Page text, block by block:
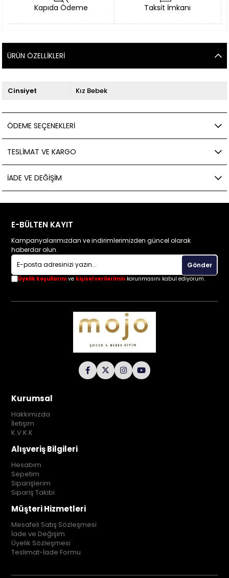
Kapıda Ödeme Taksit İmkanı
ÜRÜN ÖZELLIKLERI
Cinsiyet Kız Bebek
ÖDEME SEÇENEKLERI
TESLIMAT VE KARGO
İADE VE DEĞIŞIM
E-BÜLTEN KAYIT
Kampanyalarımızdan ve indirimlerimizden güncel olarak
haberdar olun.
Gönder
Üyelik koşullarını ve kişisel verilerimin korunmasını kabul ediyorum.
Kurumsal
Hakkımızda
İletişim
K.V.K.K
Alışveriş Bilgileri
Hesabım
Sepetim
Siparişlerim
Sipariş Takibi
Müşteri Hizmetleri
Mesafeli Satış Sözleşmesi
İade ve Değişim
Üyelik Sözleşmesi
Teslimat-İade Formu